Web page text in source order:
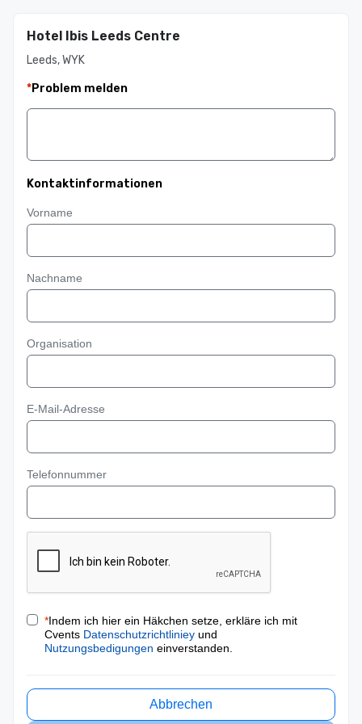
Hotel Ibis Leeds Centre
Leeds, WYK
*Problem melden
Kontaktinformationen
Vorname
Nachname
Organisation
E-Mail-Adresse
Telefonnummer
*Indem ich hier ein Häkchen setze, erkläre ich mit
Cvents Datenschutzrichtliniey und
Nutzungsbedigungen einverstanden.
Abbrechen